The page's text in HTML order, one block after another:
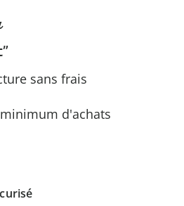
sans frais
d'achats